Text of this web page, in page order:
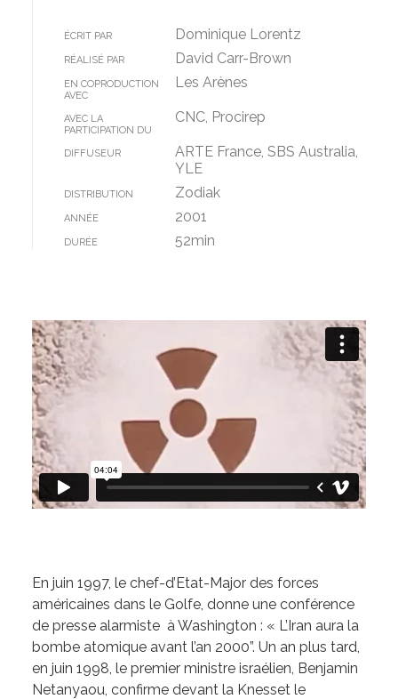
ÉCRIT PAR Dominique Lorentz
RÉALISÉ PAR David Carr-Brown
EN COPRODUCTION
AVEC
Les Arènes
AVEC LA
PARTICIPATION DU
CNC, Procirep
DIFFUSEUR
ARTE France, SBS Australia,
YLE
DISTRIBUTION Zodiak
ANNÉE 2001
DURÉE 52min
En juin 1997, le chef-d’Etat-Major des forces
américaines dans le Golfe, donne une conférence
de presse alarmiste à Washington : « L’Iran aura la
bombe atomique avant l’an 2000”. Un an plus tard,
en juin 1998, le premier ministre israélien, Benjamin
Netanyaou, confirme devant la Knesset le